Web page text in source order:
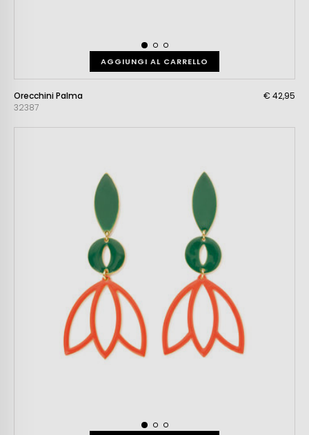
AGGIUNGI AL CARRELLO
Orecchini Palma
32387
€ 42,95